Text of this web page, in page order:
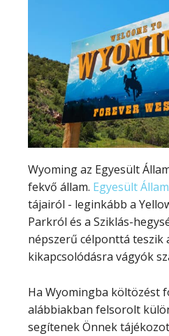
Wyoming az Egyesült
fekvő állam. Egyesült
tájairól - leginkább a
Parkról és a Sziklás-
népszerű célponttá teszik
kikapcsolódásra vágyók
Ha Wyomingba költözést
alábbiakban felsorolt
segítenek Önnek